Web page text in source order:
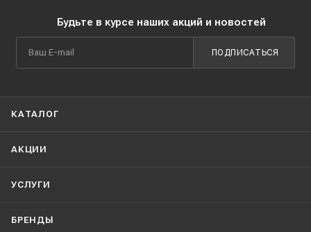
Будьте в курсе наших акций и новостей
ПОДПИСАТЬСЯ
КАТАЛОГ
АКЦИИ
УСЛУГИ
БРЕНДЫ